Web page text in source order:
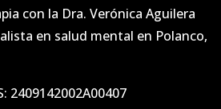
con la Dra. Verónica Aguilera
en salud mental en Polanco,
2409142002A00407